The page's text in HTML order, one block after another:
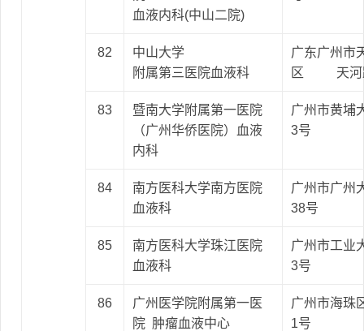
血液内科(中山二院)
82
中山大学
附属第三医院血液科
广东广州市
区 天河
83
暨南大学附属第一医院
（广州华侨医院）血液
内科
广州市黄埔
3号
84
南方医科大学南方医院
血液科
广州市广州
38号
85
南方医科大学珠江医院
血液科
广州市工业
3号
86
广州医学院附属第一医
院 肿瘤血液中心
广州市海珠
1号